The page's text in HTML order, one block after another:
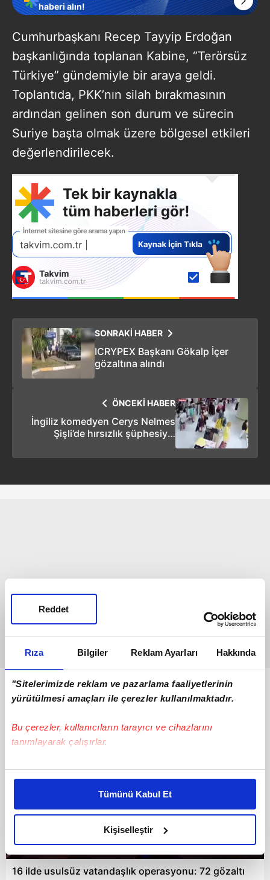
Rıza Bilgiler Reklam Ayarları Hakkında
"Sitelerimizde reklam ve pazarlama faaliyetlerinin
yürütülmesi amaçları ile çerezler kullanılmaktadır.
Bu çerezler, kullanıcıların tarayıcı ve cihazlarını
tanımlayarak çalışırlar.
Bu çerezlere izin vermeniz halinde sizlere özel
daha iyi reklam deneyimi yaşatabiliriz. Bunu yaparken
amacımızın size daha iyi bir reklam deneyimi sunmak
olduğunu ve sizlere en iyi içerikleri sunabilmek adına
elimizden gelen çabayı gösterdiğimizi ve bu noktada,
reklamların maliyetlerimizi karşılamak noktasında tek gelir
kalemimiz olduğunu sizlere hatırlatmak isteriz.
Tümünü Kabul Et
Kişiselleştir
Reddet
haberi alın!
Cumhurbaşkanı Recep Tayyip Erdoğan
başkanlığında toplanan Kabine, “Terörsüz
Türkiye” gündemiyle bir araya geldi.
Toplantıda, PKK’nın silah bırakmasının
ardından gelinen son durum ve sürecin
Suriye başta olmak üzere bölgesel etkileri
değerlendirilecek.
SONRAKİ HABER
ICRYPEX Başkanı Gökalp İçer
gözaltına alındı
ÖNCEKİ HABER
İngiliz komedyen Cerys Nelmes
Şişli’de hırsızlık şüphesiyle
Bunlar da Var
00:35
16 ilde usulsüz vatandaşlık operasyonu: 72 gözaltı